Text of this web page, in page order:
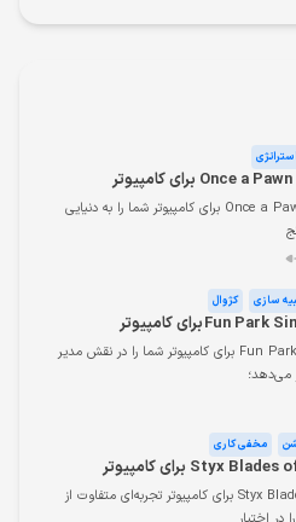
استراتژی
دانلود بازی Once a Pawn a King برای کامپیوتر شما را به دنیایی
سازی کژوال
دانلود بازی Fun Park Simulator برای کامپیوتر شما را در نقش مدیر
می‌دهد؛
مخفی کاری
دانلود بازی Styx Blades of Greed برای کامپیوتر تجربه‌ای متفاوت از